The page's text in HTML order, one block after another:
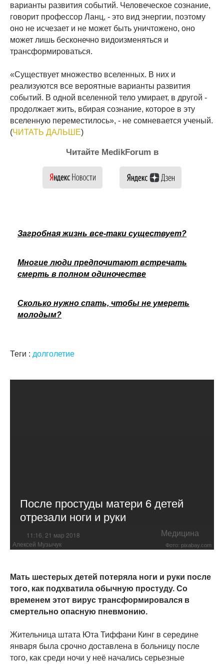
варианты развития событий. Человеческое сознание,
говорит профессор Ланц, - это вид энергии, поэтому
оно не исчезает и не может быть уничтожено, оно
может лишь бесконечно видоизменяться и
трансформироваться.
«Существует множество вселенных. В них и
реализуются все вероятные варианты развития
событий. В одной вселенной тело умирает, в другой -
продолжает жить, вбирая сознание, которое в эту
вселенную переместилось», - не сомневается ученый.
(ЧИТАТЬ ДАЛЬШЕ)
Читайте MedikForum в
Загробная жизнь все-таки существует?
Многие люди предпочитают встречать
смерть в полном одиночестве
Сколько нужно спать, чтобы не умереть
молодым?
Теги : долголетие
После простуды матери 6 детей
отрезали ноги и руки
11:16, 21 мар 2018 Медицина
Алексей Музычук Фото: pixabay.com
Мать шестерых детей потеряла ноги и руки после
того, как подхватила обычную простуду. Со
временем этот вирус трансформировался в
смертельно опасную пневмонию.
Жительница штата Юта Тиффани Кинг в середине
января была срочно доставлена в больницу после
того, как среди ночи у неё начались серьезные